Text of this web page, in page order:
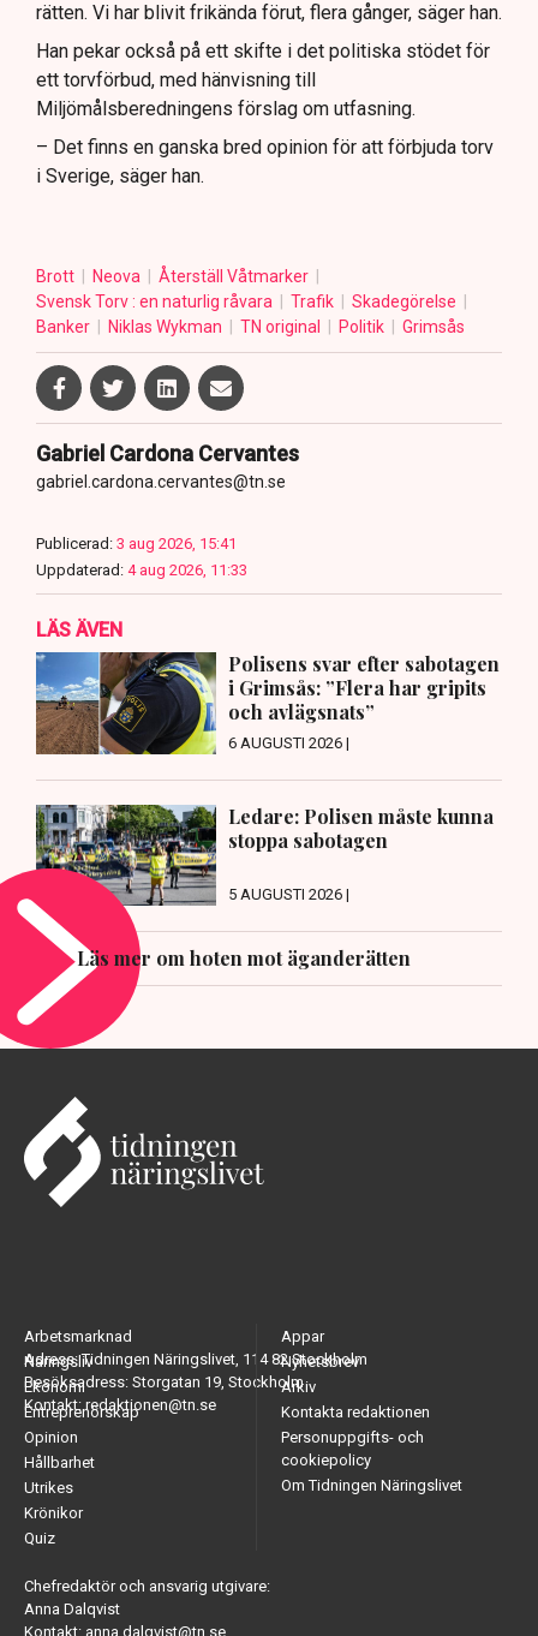
rätten. Vi har blivit frikända förut, flera gånger, säger han.
Han pekar också på ett skifte i det politiska stödet för
ett torvförbud, med hänvisning till
Miljömålsberedningens förslag om utfasning.
– Det finns en ganska bred opinion för att förbjuda torv
i Sverige, säger han.
Brott Neova
Återställ Våtmarker
Svensk Torv : en naturlig råvara
Trafik
Skadegörelse
Banker
Niklas Wykman TN original Politik Grimsås
Gabriel Cardona Cervantes
gabriel.cardona.cervantes@tn.se
Publicerad: 3 aug 2026, 15:41
Uppdaterad: 4 aug 2026, 11:33
LÄS ÄVEN
Polisens svar efter sabotagen
i Grimsås: ”Flera har gripits
och avlägsnats”
6 AUGUSTI 2026 |
Ledare: Polisen måste kunna
stoppa sabotagen
5 AUGUSTI 2026 |
Läs mer om hoten mot äganderätten
Adress: Tidningen Näringslivet, 114 82 Stockholm
Besöksadress: Storgatan 19, Stockholm
Kontakt: redaktionen@tn.se
Arbetsmarknad
Näringsliv
Ekonomi
Entreprenörskap
Opinion
Hållbarhet
Utrikes
Krönikor
Quiz
Appar
Nyhetsbrev
Arkiv
Kontakta redaktionen
Personuppgifts- och
cookiepolicy
Om Tidningen Näringslivet
Chefredaktör och ansvarig utgivare:
Anna Dalqvist
Kontakt: anna.dalqvist@tn.se